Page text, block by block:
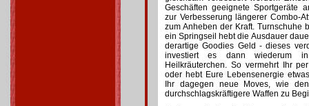
Geschäften geeignete Sportgeräte
zur Verbesserung längerer Combo-
zum Anheben der Kraft. Turnschuhe
ein Springseil hebt die Ausdauer
derartige Goodies Geld - dieses
investiert es dann wiederum
Heilkräuterchen. So vermehrt Ihr
oder hebt Eure Lebensenergie
Ihr dagegen neue Moves, wie
durchschlagskräftigere Waffen zu